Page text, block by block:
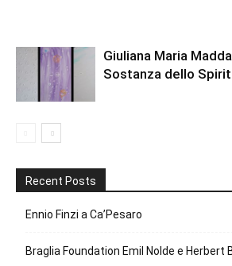
Giuliana Maria
Sostanza dello
Recent Posts
Ennio Finzi a Ca’Pesaro
Braglia Foundation Emil Nolde e Herbert